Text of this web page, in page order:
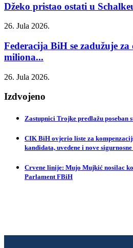
Džeko pristao ostati u
26. Jula 2026.
Federacija BiH se zadužuje
miliona...
26. Jula 2026.
Izdvojeno
Zastupnici Trojke predlažu poseban
CIK BiH ovjerio liste za
kandidata, uvedene i nove
Crvene linije: Mujo Mujkić nosilac
Parlament FBiH